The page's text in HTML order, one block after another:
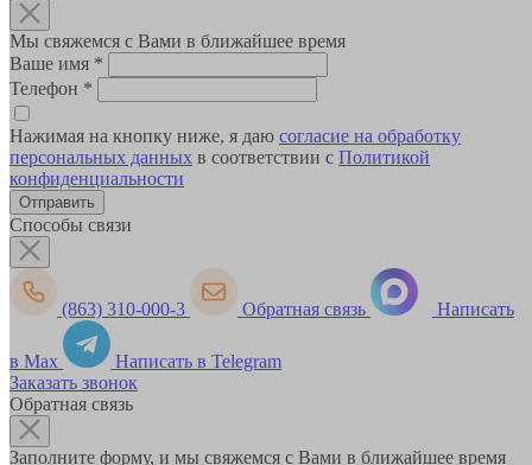
Мы свяжемся с Вами в ближайшее время
Ваше имя *
Телефон *
Нажимая на кнопку ниже, я даю согласие на обработку
персональных данных в соответствии с Политикой
конфиденциальности
Способы связи
(863) 310-000-3 Обратная связь Написать
в Max
Написать в Telegram
Заказать звонок
Обратная связь
Заполните форму, и мы свяжемся с Вами в ближайшее время